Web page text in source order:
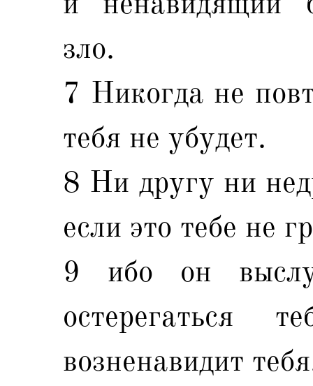
зло.
7 Никогда не
тебя не убудет.
8 Ни другу ни
если это тебе не
9 ибо он
остерегаться
возненавидит